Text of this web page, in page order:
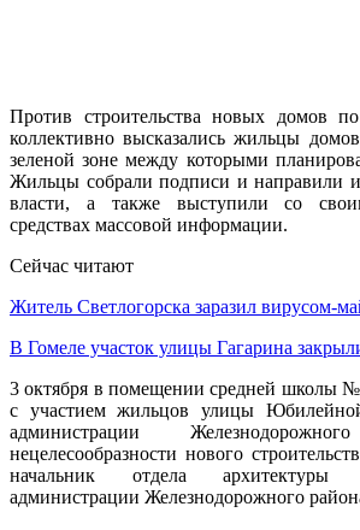
Против строительства новых домов
коллективно высказались жильцы
зеленой зоне между которыми
Жильцы собрали подписи и направили
власти, а также выступили со
средствах массовой информации.
Сейчас читают
Житель Светлогорска заразил вирусом-
В Гомеле участок улицы Гагарина
3 октября в помещении средней школы
с участием жильцов улицы
администрации
нецелесообразности нового
начальник отдела архитектуры
администрации Железнодорожного